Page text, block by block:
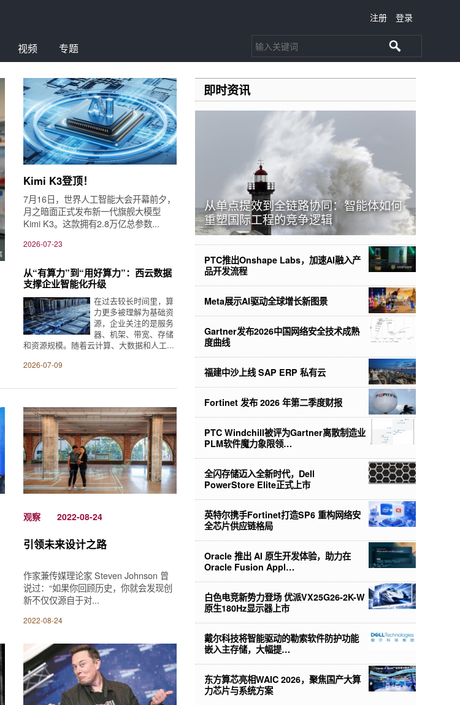
注册 登录
视频 专题
Kimi K3登顶！
7月16日，世界人工智能大会开幕前夕，
月之暗面正式发布新一代旗舰大模型
Kimi K3。这款拥有2.8万亿总参数...
2026-07-23
从“有算力”到“用好算力”：西云数据
支撑企业智能化升级
在过去较长时间里，算
力更多被理解为基础资
源，企业关注的是服务
器、机架、带宽、存储
和资源规模。随着云计算、大数据和人工...
2026-07-09
观察 2022-08-24
引领未来设计之路
作家兼传媒理论家 Steven Johnson 曾
说过：“如果你回顾历史，你就会发现创
新不仅仅源自于对...
2022-08-24
即时资讯
从单点提效到全链路协同：智能体如何
重塑国际工程的竞争逻辑
PTC推出Onshape Labs，加速AI融入产
品开发流程
Meta展示AI驱动全球增长新图景
Gartner发布2026中国网络安全技术成熟
度曲线
福建中沙上线 SAP ERP 私有云
Fortinet 发布 2026 年第二季度财报
PTC Windchill被评为Gartner离散制造业
PLM软件魔力象限领…
全闪存储迈入全新时代，Dell
PowerStore Elite正式上市
英特尔携手Fortinet打造SP6 重构网络安
全芯片供应链格局
Oracle 推出 AI 原生开发体验，助力在
Oracle Fusion Appl…
白色电竞新势力登场 优派VX25G26-2K-W
原生180Hz显示器上市
戴尔科技将智能驱动的勒索软件防护功能
嵌入主存储，大幅提…
东方算芯亮相WAIC 2026，聚焦国产大算
力芯片与系统方案